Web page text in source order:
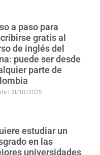
a paso para
gratis al
de inglés del
puede ser desde
parte de
31/10/2025
estudiar un
en las
universidades